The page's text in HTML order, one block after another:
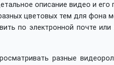
описание видео и его
цветовых тем для фона
по электронной почте
разные